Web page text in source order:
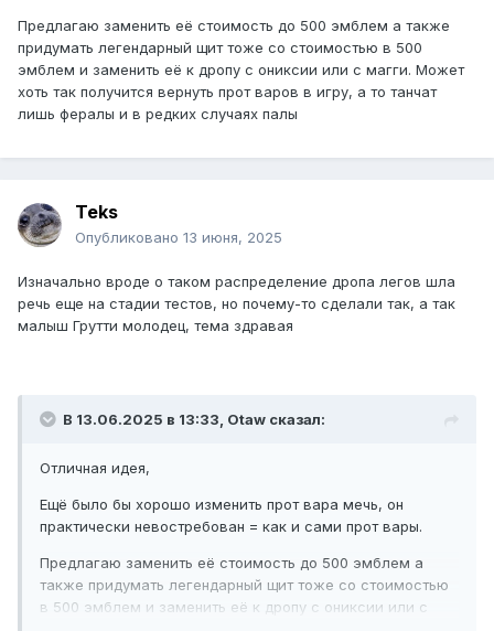
Предлагаю заменить её стоимость до 500 эмблем а также
придумать легендарный щит тоже со стоимостью в 500
эмблем и заменить её к дропу с ониксии или с магги. Может
хоть так получится вернуть прот варов в игру, а то танчат
лишь фералы и в редких случаях палы
Teks
Опубликовано 13 июня, 2025
Изначально вроде о таком распределение дропа легов шла
речь еще на стадии тестов, но почему-то сделали так, а так
малыш Грутти молодец, тема здравая
В 13.06.2025 в 13:33, Otaw сказал:
Отличная идея,
Ещё было бы хорошо изменить прот вара мечь, он
практически невостребован = как и сами прот вары.
Предлагаю заменить её стоимость до 500 эмблем а
также придумать легендарный щит тоже со стоимостью
в 500 эмблем и заменить её к дропу с ониксии или с